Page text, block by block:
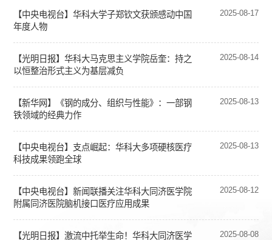
【中央电视台】华科大学子郑钦文获颁感动中国
年度人物
2025-08-17
【光明日报】华科大马克思主义学院岳奎：持之
以恒整治形式主义为基层减负
2025-08-14
【新华网】《钢的成分、组织与性能》：一部钢
铁领域的经典力作
2025-08-13
【中央电视台】支点崛起：华科大多项硬核医疗
科技成果领跑全球
2025-08-13
【中央电视台】新闻联播关注华科大同济医学院
附属同济医院脑机接口医疗应用成果
2025-08-12
【光明日报】激流中托举生命！华科大同济医学
2025-08-08